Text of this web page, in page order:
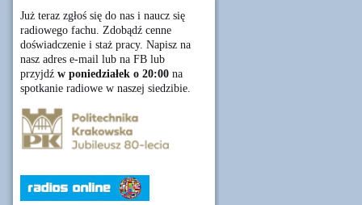
Już teraz zgłoś się do nas i naucz się
radiowego fachu. Zdobądź cenne
doświadczenie i staż pracy. Napisz na
nasz adres e-mail lub na FB lub
przyjdź w poniedziałek o 20:00 na
spotkanie radiowe w naszej siedzibie.